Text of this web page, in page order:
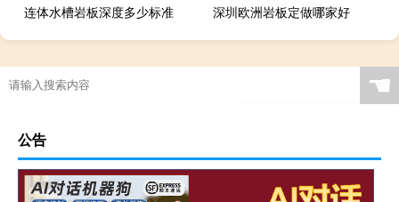
连体水槽岩板深度多少标准
深圳欧洲岩板定做哪家好
广西现代简约岩板贵吗
岩板当背景墙好吗
茶几桌客厅京东自营岩板
瓷砖岩板能打磨吗吗
特别的岩板图案是什么
怎么区分岩石岩板的好坏
岩板茶几会变色吗吗
贵阳鱼肚金岩板茶几价格
浙江黑色的岩板叫什么
☚
公告